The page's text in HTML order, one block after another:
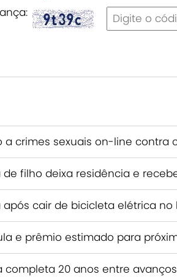
a crimes sexuais on-line contra
filho deixa residência e
cair de bicicleta elétrica no
e prêmio estimado para
completa 20 anos entre